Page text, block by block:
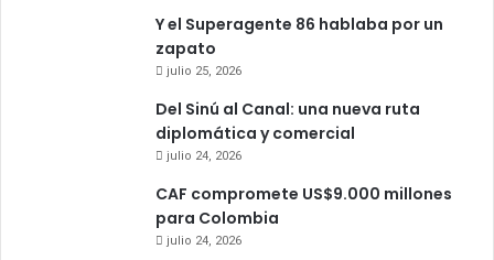
Y el Superagente 86 hablaba por un
zapato
julio 25, 2026
Del Sinú al Canal: una nueva ruta
diplomática y comercial
julio 24, 2026
CAF compromete US$9.000 millones
para Colombia
julio 24, 2026